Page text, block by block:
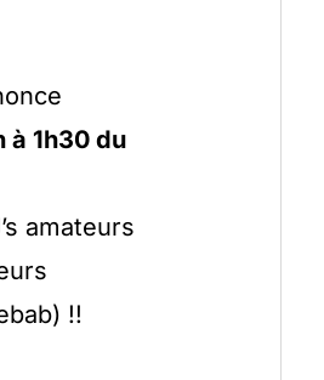
à 1h30 du
amateurs
!!